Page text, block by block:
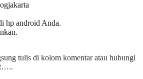
hp android Anda.
tulis di kolom komentar atau hubungi